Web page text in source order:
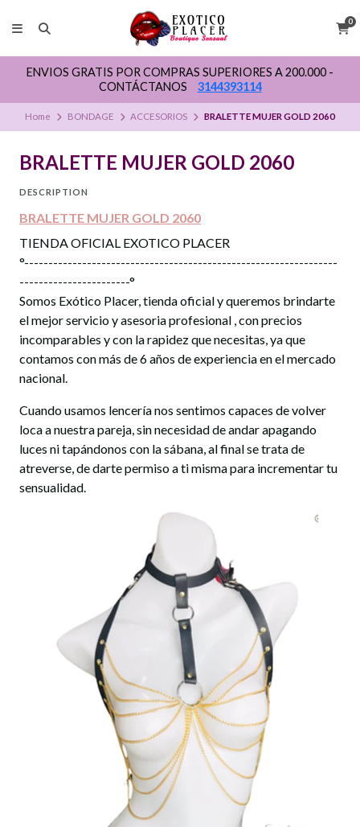
0
ENVIOS GRATIS POR COMPRAS SUPERIORES A 200.000 -
CONTÁCTANOS
3144393114
Home BONDAGE ACCESORIOS BRALETTE MUJER GOLD 2060
BRALETTE MUJER GOLD 2060
DESCRIPTION
BRALETTE MUJER GOLD 2060
TIENDA OFICIAL EXOTICO PLACER
°-----------------------------------------------------------------
-----------------------°
Somos Exótico Placer, tienda oficial y queremos brindarte
el mejor servicio y asesoria profesional , con precios
incomparables y con la rapidez que necesitas, ya que
contamos con más de 6 años de experiencia en el mercado
nacional.
Cuando usamos lencería nos sentimos capaces de volver
loca a nuestra pareja, sin necesidad de andar apagando
luces ni tapándonos con la sábana, al final se trata de
atreverse, de darte permiso a ti misma para incrementar tu
sensualidad.